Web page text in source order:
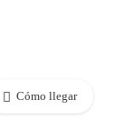
Cómo llegar